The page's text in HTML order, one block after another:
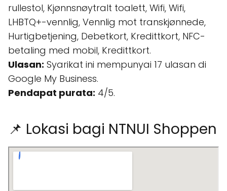
rullestol, Kjønnsnøytralt toalett, Wifi, Wifi,
LHBTQ+-vennlig, Vennlig mot transkjønnede,
Hurtigbetjening, Debetkort, Kredittkort, NFC-
betaling med mobil, Kredittkort.
Ulasan: Syarikat ini mempunyai 17 ulasan di
Google My Business.
Pendapat purata: 4/5.
📌 Lokasi bagi NTNUI Shoppen